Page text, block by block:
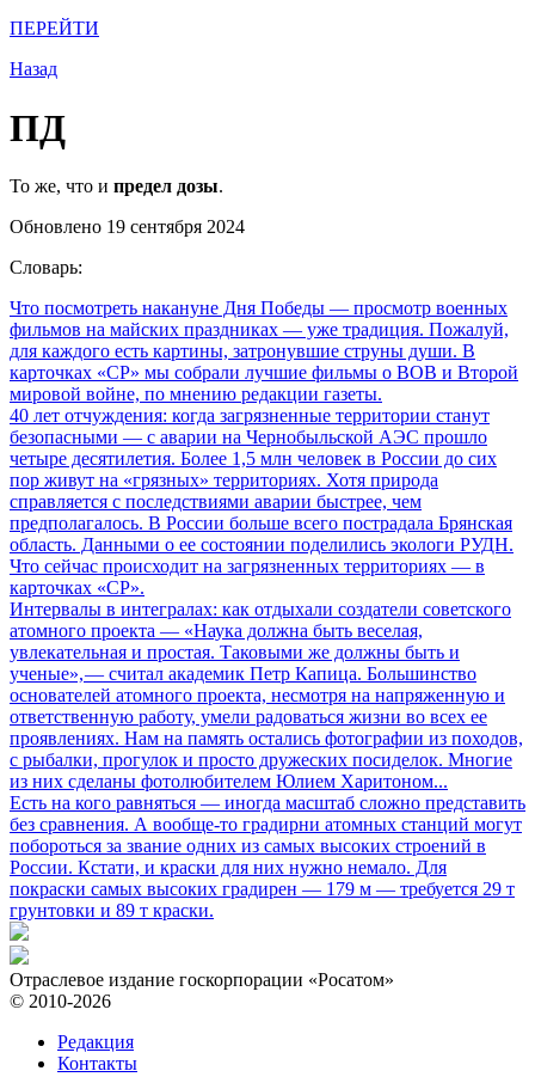
ПЕРЕЙТИ
Назад
ПД
То же, что и предел дозы.
Обновлено 19 сентября 2024
Словарь:
Что посмотреть накануне Дня Победы — просмотр военных
фильмов на майских праздниках — уже традиция. Пожалуй,
для каждого есть картины, затронувшие струны души. В
карточках «СР» мы собрали лучшие фильмы о ВОВ и Второй
мировой войне, по мнению редакции газеты.
40 лет отчуждения: когда загрязненные территории станут
безопасными — с аварии на Чернобыльской АЭС прошло
четыре десятилетия. Более 1,5 млн человек в России до сих
пор живут на «грязных» территориях. Хотя природа
справляется с последствиями аварии быстрее, чем
предполагалось. В России больше всего пострадала Брянская
область. Данными о ее состоянии поделились экологи РУДН.
Что сейчас происходит на загрязненных территориях — в
карточках «СР».
Интервалы в интегралах: как отдыхали создатели советского
атомного проекта — «Наука должна быть веселая,
увлекательная и простая. Таковыми же должны быть и
ученые», — считал академик Петр Капица. Большинство
основателей атомного проекта, несмотря на напряженную и
ответственную работу, умели радоваться жизни во всех ее
проявлениях. Нам на память остались фотографии из походов,
с рыбалки, прогулок и просто дружеских посиделок. Многие
из них сделаны фотолюбителем Юлием Харитоном...
Есть на кого равняться — иногда масштаб сложно представить
без сравнения. А вообще-то градирни атомных станций могут
побороться за звание одних из самых высоких строений в
России. Кстати, и краски для них нужно немало. Для
покраски самых высоких градирен — 179 м — требуется 29 т
грунтовки и 89 т краски.
Отраслевое издание госкорпорации «Росатом»
© 2010-2026
Редакция
Контакты